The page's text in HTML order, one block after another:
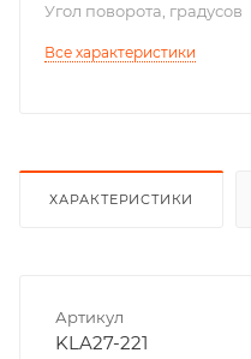
Угол поворота, градусов
Все характеристики
ХАРАКТЕРИСТИКИ
Артикул
KLA27-221